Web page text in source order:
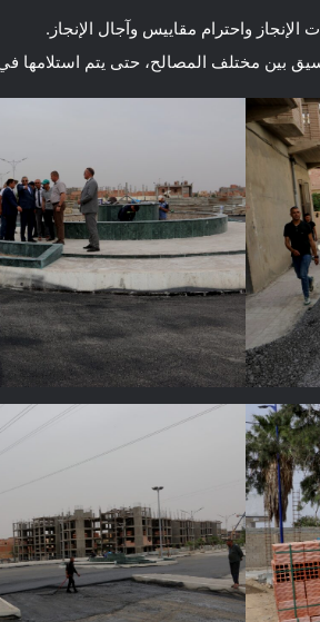
واحترام مقاييس وآجال الإنجاز.
بين مختلف المصالح، حتى يتم استلامها